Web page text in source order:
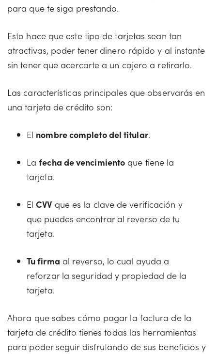
para que te siga prestando.
Esto hace que este tipo de tarjetas sean tan
atractivas, poder tener dinero rápido y al instante
sin tener que acercarte a un cajero a retirarlo.
Las características principales que observarás en
una tarjeta de crédito son:
El nombre completo del titular.
Lafecha de vencimiento que tiene la
tarjeta.
ElCVV que es la clave de verificación y
que puedes encontrar al reverso de tu
tarjeta.
Tu firma al reverso, lo cual ayuda a
reforzar la seguridad y propiedad de la
tarjeta.
Ahora que sabes cómo pagar la factura de la
tarjeta de crédito tienes todas las herramientas
para poder seguir disfrutando de sus beneficios y